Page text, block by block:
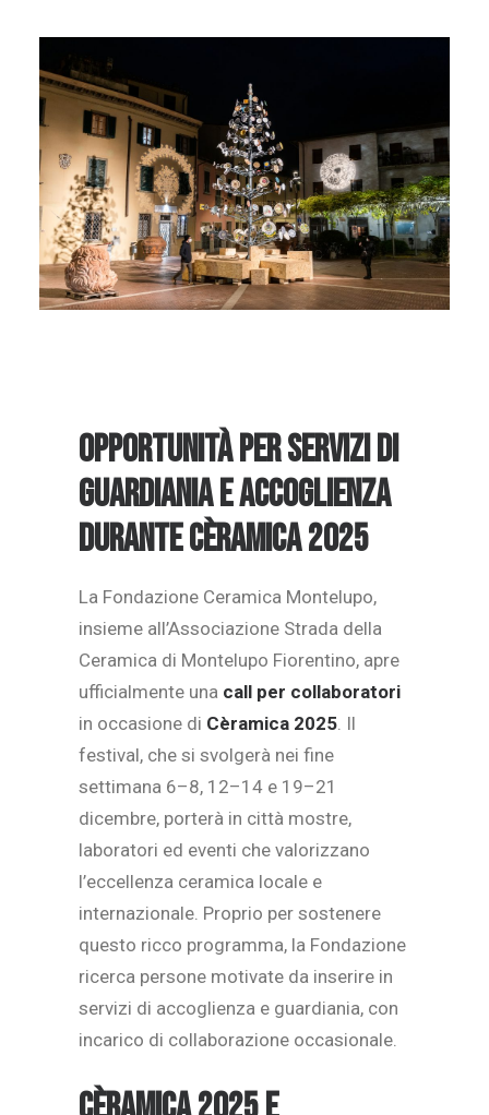
Opportunità per servizi di
guardiania e accoglienza
durante Cèramica 2025
La Fondazione Ceramica Montelupo,
insieme all’Associazione Strada della
Ceramica di Montelupo Fiorentino, apre
ufficialmente una call per collaboratori
in occasione di Cèramica 2025 . Il
festival, che si svolgerà nei fine
settimana 6–8, 12–14 e 19–21
dicembre, porterà in città mostre,
laboratori ed eventi che valorizzano
l’eccellenza ceramica locale e
internazionale. Proprio per sostenere
questo ricco programma, la Fondazione
ricerca persone motivate da inserire in
servizi di accoglienza e guardiania, con
incarico di collaborazione occasionale.